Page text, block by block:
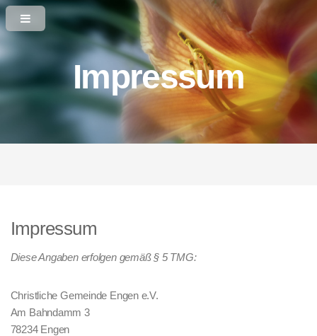
Impressum
Impressum
Diese Angaben erfolgen gemäß § 5 TMG:
Christliche Gemeinde Engen e.V.
Am Bahndamm 3
78234 Engen